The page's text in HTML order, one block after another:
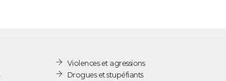
Violences et agressions
Drogues et stupéfiants